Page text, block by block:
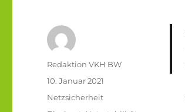
Autor
Redaktion VKH BW
Veröffentlicht
10. Januar 2021
Kategorien
Netzsicherheit